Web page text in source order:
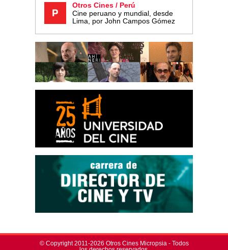
Otros Cines / Perú
Cine peruano y mundial, desde
Lima, por John Campos Gómez
© Copyright 2011-2026 Otros Cines Micropsia - Todos